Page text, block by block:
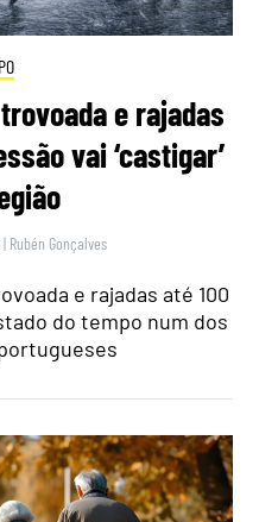
e rajadas
vai ‘castigar’
| Rubén Gonçalves
e rajadas até 100
do tempo num dos